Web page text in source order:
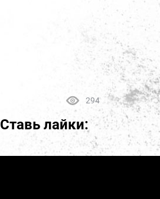
294
Ставь лайки: